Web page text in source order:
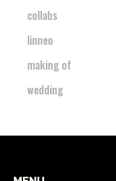
collabs
linneo
making of
wedding